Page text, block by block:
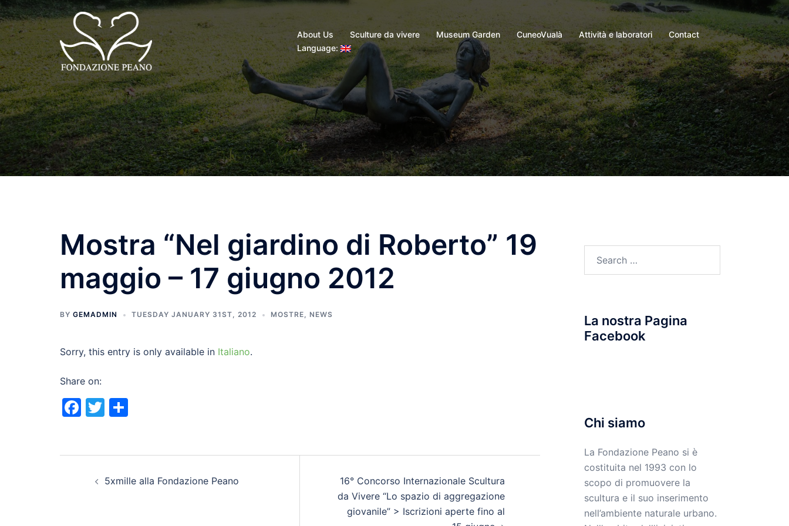
Skip
to
content
About Us Sculture da vivere Museum Garden CuneoVualà Attività e laboratori
Contact
Language:
Mostra “Nel giardino di Roberto” 19
maggio – 17 giugno 2012
BY GEMADMIN TUESDAY JANUARY 31ST, 2012 MOSTRE, NEWS
Sorry, this entry is only available in Italiano.
Share on:
Facebook
Twitter
navigation
5xmille alla Fondazione Peano
16° Concorso Internazionale Scultura
da Vivere “Lo spazio di aggregazione
giovanile” > Iscrizioni aperte fino al
La nostra Pagina
Facebook
Chi siamo
La Fondazione Peano si è
costituita nel 1993 con lo
scopo di promuovere la
scultura e il suo inserimento
nell’ambiente naturale urbano.